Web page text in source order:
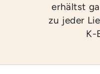
erhältst
zu jeder
K-